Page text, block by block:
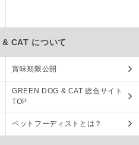
CAT について
賞味期限公開
GREEN DOG & CAT 総合サイト
TOP
ペットフーディストとは？